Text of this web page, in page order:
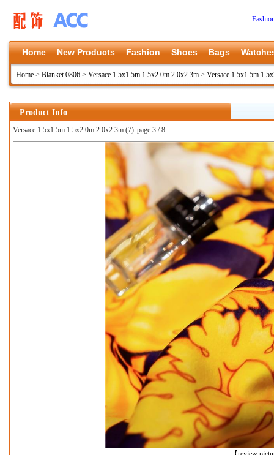
Home New Products Fashion Shoes Bags
Home > Blanket 0806 > Versace 1.5x1.5m 1.5x2.0m 2.0x2.3m > Versace 1.5x1.5m
Product Info
Versace 1.5x1.5m 1.5x2.0m 2.0x2.3m (7) page 3 / 8
上一张
下一张